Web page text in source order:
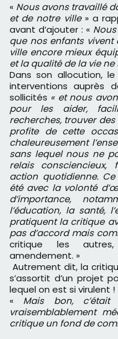
« Nous avons travaillé dans l’intérêt de nos concitoyens
et de notre ville » a
avant d’ajouter : «
que nos enfants
ville encore mieux
et la qualité de la vie
Dans son allocution,
interventions auprès
sollicités « et nous
pour les aider,
recherches, trouver
profite de cette
chaleureusement
sans lequel nous ne
relais
action quotidienne.
été avec la volonté
d’importance,
l’éducation, la santé,
pratiquent la critique
pas d’accord mais
critique les
amendement. »
Autrement dit, la
s’assortit d’un projet
lequel on est si virulent !
« Mais bon,
vraisemblablement
critique un fond de